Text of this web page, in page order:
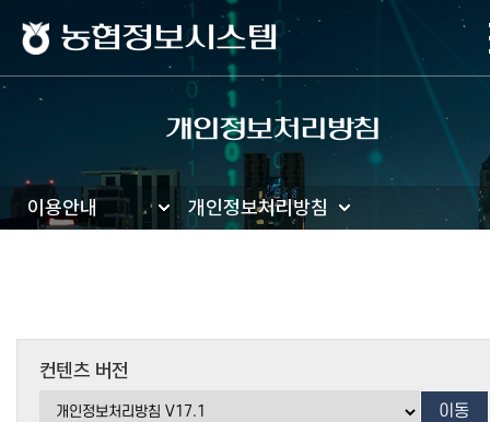
농협정보시스템
개인정보처리방침
이용안내 개인정보처리방침
컨텐츠 버전
이동